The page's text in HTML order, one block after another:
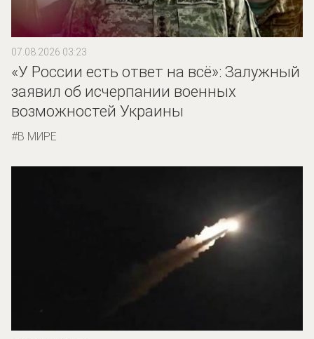
07.08.2026 03:23
«У России есть ответ на всё»: Залужный
заявил об исчерпании военных
возможностей Украины
В МИРЕ